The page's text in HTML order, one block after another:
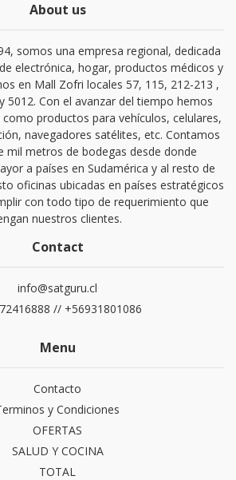
About us
somos una empresa regional, dedicada
electrónica, hogar, productos médicos y
en Mall Zofri locales 57, 115, 212-213 ,
5012. Con el avanzar del tiempo hemos
productos para vehículos, celulares,
navegadores satélites, etc. Contamos
mil metros de bodegas desde donde
a países en Sudamérica y al resto de
oficinas ubicadas en países estratégicos
con todo tipo de requerimiento que
nuestros clientes.
Contact
info@satguru.cl
// +56931801086
Menu
Contacto
y Condiciones
OFERTAS
SALUD Y COCINA
TOTAL